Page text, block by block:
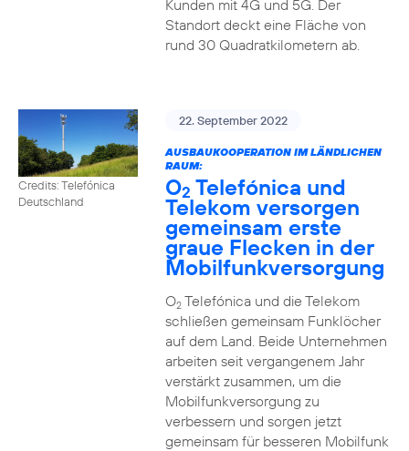
Kunden mit 4G und 5G. Der
Standort deckt eine Fläche von
rund 30 Quadratkilometern ab.
Credits: Telefónica
Deutschland
22. September 2022
AUSBAUKOOPERATION IM LÄNDLICHEN
RAUM:
O2 Telefónica und
Telekom versorgen
gemeinsam erste
graue Flecken in der
Mobilfunkversorgung
O2Telefónica und die Telekom
schließen gemeinsam Funklöcher
auf dem Land. Beide Unternehmen
arbeiten seit vergangenem Jahr
verstärkt zusammen, um die
Mobilfunkversorgung zu
verbessern und sorgen jetzt
gemeinsam für besseren Mobilfunk